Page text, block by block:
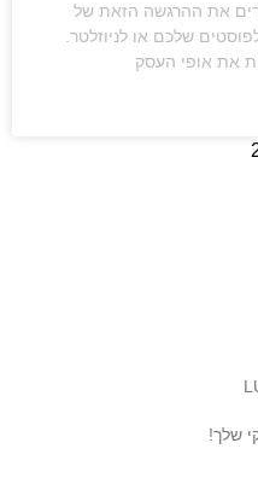
את ההרגשה הזאת של
שלכם או לניוזלטר.
את אופי העסק
שלך!